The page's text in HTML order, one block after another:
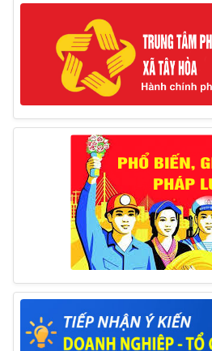
Thông báo tổ chức thực
hiện biện pháp khắc phục hậu
17/06/2025
Thông báo đăng ký tiếp
tháng 6/2025 của Chủ tịch UBND
26/05/2025
Lịch tiếp công dân định kỳ
Chủ tịch UBND huyện
09/05/2025